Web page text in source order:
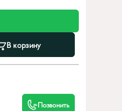
В корзину
Позвонить